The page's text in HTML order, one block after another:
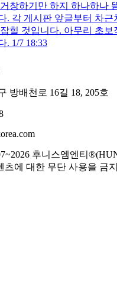
창하기만 하지 하나하나
. 각 게시판 앞글부터 차근
힐 것입니다. 아무리 초보
. 1/7 18:33
방배천로 16길 18, 205호
후니스엠엔티
츠에 대한 무단 사용을 금